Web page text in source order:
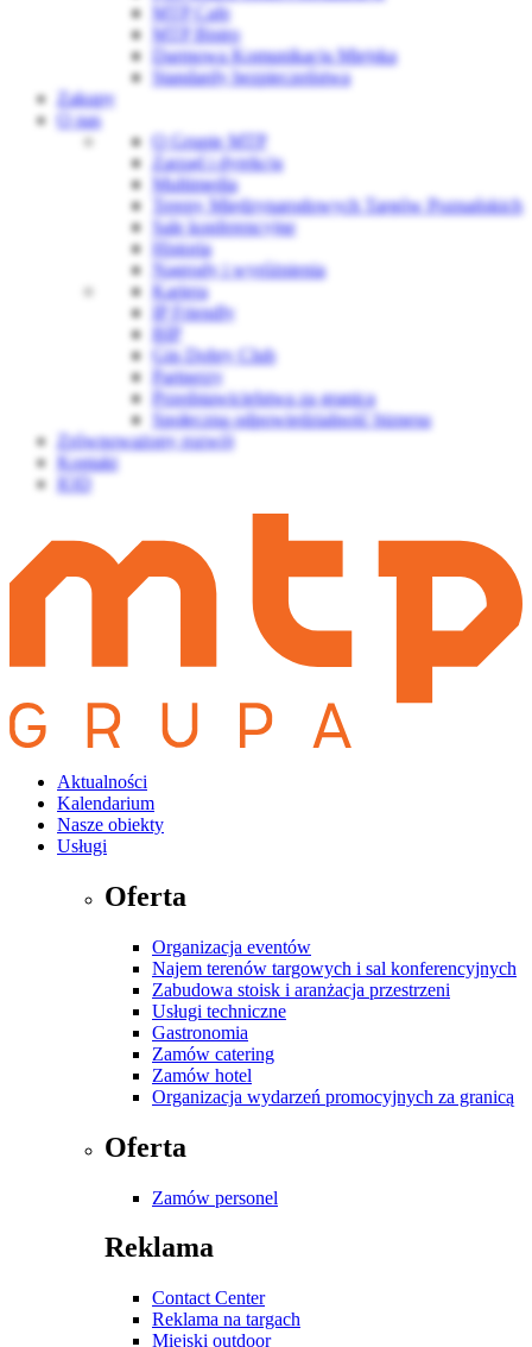
MTP Cafe
MTP Bistro
Darmowa Komunikacja Miejska
Standardy bezpieczeństwa
Zakupy
O nas
O Grupie MTP
Zarząd i dyrekcja
Multimedia
Tereny Międzynarodowych Targów Poznańskich
Sale konferencyjne
Historia
Nagrody i wyróżnienia
Kariera
IP Friendly
BIP
Gin Dobry Club
Partnerzy
Przedstawicielstwa za granicą
Społeczna odpowiedzialność biznesu
Zrównoważony rozwój
Kontakt
IOD
Aktualności
Kalendarium
Nasze obiekty
Usługi
Oferta
Organizacja eventów
Najem terenów targowych i sal konferencyjnych
Zabudowa stoisk i aranżacja przestrzeni
Usługi techniczne
Gastronomia
Zamów catering
Zamów hotel
Organizacja wydarzeń promocyjnych za granicą
Oferta
Zamów personel
Reklama
Contact Center
Reklama na targach
Miejski outdoor